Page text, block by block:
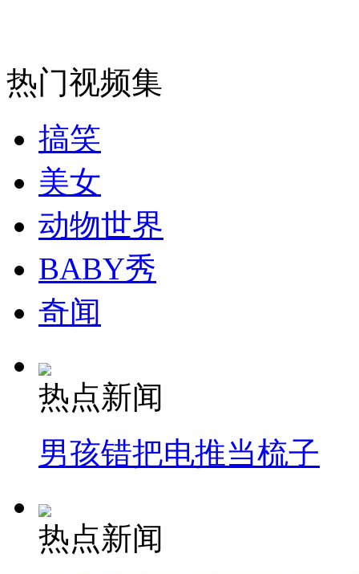
山西运城恶犬咬伤多人 警民合力深夜将其击毙
女孩北京地铁殴打老人 痛下狠手拳打脚踢
无痛分娩是否安全 医生回应
走！跟着总书记去植树
热门视频集
搞笑
美女
动物世界
BABY秀
奇闻
热点新闻
男孩错把电推当梳子
热点新闻